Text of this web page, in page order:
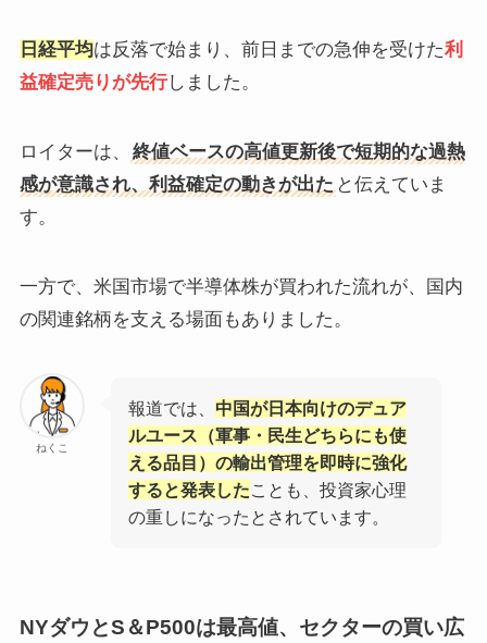
日経平均は反落で始まり、前日までの急伸を受けた利
益確定売りが先行しました。
ロイターは、
終値ベースの高値更新後で短期的な過熱
感が意識され、利益確定の動きが出た と伝えていま
す。
一方で、米国市場で半導体株が買われた流れが、国内
の関連銘柄を支える場面もありました。
ねくこ
報道では、 中国が日本向けのデュア
ルユース（軍事・民生どちらにも使
える品目）の輸出管理を即時に強化
すると発表したことも、投資家心理
の重しになったとされています。
NYダウとS＆P500は最高値、セクターの買い広